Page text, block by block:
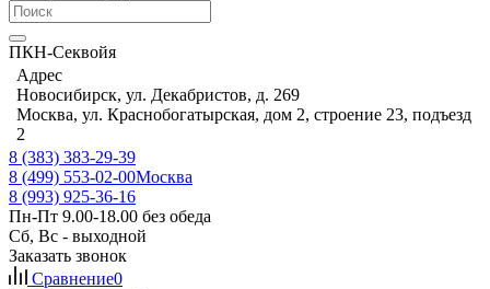
ПКН-Секвойя
Адрес
Новосибирск, ул. Декабристов, д. 269
Москва, ул. Краснобогатырская, дом 2, строение 23, подъезд
2
8 (383) 383-29-39
8 (499) 553-02-00Москва
8 (993) 925-36-16
Пн-Пт 9.00-18.00 без обеда
Сб, Вс - выходной
Заказать звонок
Сравнение0